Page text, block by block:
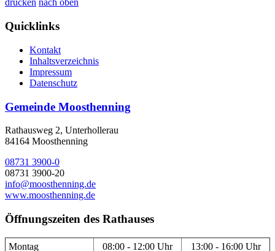
drucken nach oben
Quicklinks
Kontakt
Inhaltsverzeichnis
Impressum
Datenschutz
Gemeinde Moosthenning
Rathausweg 2, Unterhollerau
84164 Moosthenning
08731 3900-0
08731 3900-20
info@moosthenning.de
www.moosthenning.de
Öffnungszeiten des Rathauses
Montag 08:00 - 12:00 Uhr
13:00 - 16:00 Uhr